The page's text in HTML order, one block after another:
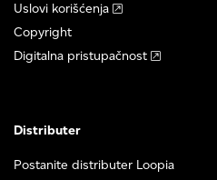
Uslovi korišćenja
Copyright
Digitalna pristupačnost
Distributer
Postanite distributer Loopia